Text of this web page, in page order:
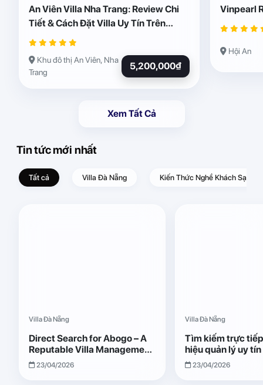
An Viên Villa Nha Trang: Review Chi
Tiết & Cách Đặt Villa Uy Tín Trên
Abogo
Khu đô thị An Viên, Nha
Trang
5,200,000₫
Vinpearl
Hội An
Xem Tất Cả
Tin tức mới nhất
Tất cả Villa Đà Nẵng Kiến Thức Nghề Khách Sạn –
Villa Đà Nẵng
Direct Search for Abogo – A
Reputable Villa Management
Brand with Transparent and
Effective Operations
23/04/2026
Villa Đà Nẵng
Tìm kiếm trực
hiệu quản lý uy
Giải pháp vận
quả, minh bạch
23/04/2026